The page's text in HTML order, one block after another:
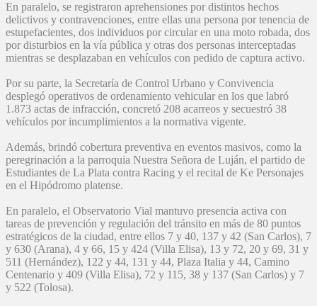
En paralelo, se registraron aprehensiones por distintos hechos
delictivos y contravenciones, entre ellas una persona por tenencia de
estupefacientes, dos individuos por circular en una moto robada, dos
por disturbios en la vía pública y otras dos personas interceptadas
mientras se desplazaban en vehículos con pedido de captura activo.
Por su parte, la Secretaría de Control Urbano y Convivencia
desplegó operativos de ordenamiento vehicular en los que labró
1.873 actas de infracción, concretó 208 acarreos y secuestró 38
vehículos por incumplimientos a la normativa vigente.
Además, brindó cobertura preventiva en eventos masivos, como la
peregrinación a la parroquia Nuestra Señora de Luján, el partido de
Estudiantes de La Plata contra Racing y el recital de Ke Personajes
en el Hipódromo platense.
En paralelo, el Observatorio Vial mantuvo presencia activa con
tareas de prevención y regulación del tránsito en más de 80 puntos
estratégicos de la ciudad, entre ellos 7 y 40, 137 y 42 (San Carlos), 7
y 630 (Arana), 4 y 66, 15 y 424 (Villa Elisa), 13 y 72, 20 y 69, 31 y
511 (Hernández), 122 y 44, 131 y 44, Plaza Italia y 44, Camino
Centenario y 409 (Villa Elisa), 72 y 115, 38 y 137 (San Carlos) y 7
y 522 (Tolosa).